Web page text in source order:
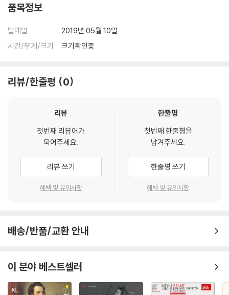
품목정보
발매일
2019년 05월 10일
시간/무게/크기
크기확인중
리뷰/한줄평 0
리뷰
첫번째 리뷰어가
되어주세요.
리뷰 쓰기
혜택 및 유의사항
한줄평
첫번째 한줄평을
남겨주세요.
한줄평 쓰기
혜택 및 유의사항
배송/반품/교환 안내
이 분야 베스트셀러